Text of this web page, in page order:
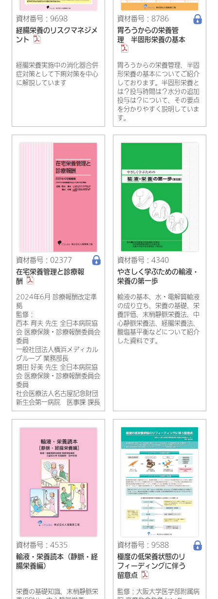
資材番号：9698
経腸栄養のリスクマネジメ
ント
経腸栄養実施中の消化器合併
症対策として下痢対策を中心
に解説しています
資材番号：8786
胃ろうからの栄養管
理 半固形栄養の基本
胃ろうからの栄養管理、半固
形栄養の基本についてご紹介
しております。半固形栄養と
は？投与時間は？水分の追加
投与は？について、その要点
を分かりやすく説明していま
す。
資材番号：02377
在宅栄養管理と診療報
酬
2024年6月 診療報酬改定準
拠
監修：
西本 育夫 先生 全日本病院協
会 医療保険・診療報酬委員会
委員
一般社団法人横浜メディカル
グループ 業務部長
増田 好美 先生 全日本病院協
会 医療保険・診療報酬委員会
委員
社会医療法人名古屋記念財団
新生会第一病院 医事課 課長
資材番号：4340
やさしく学ぶための輸液・
栄養の第一歩
輸液の基本、水・電解質輸液
の成り立ち、栄養の基礎、栄
養評価、末梢静脈栄養法、中
心静脈栄養法、経腸栄養法、
酸塩基平衡などについて紹介
した資料です。
資材番号：4535
輸液・栄養読本（静脈・経
腸栄養編）
栄養の基礎知識、末梢静脈栄
資材番号：9588
極度の低栄養状態のリ
フィーディングに伴う
留意点
監修：大阪大学医学部附属病